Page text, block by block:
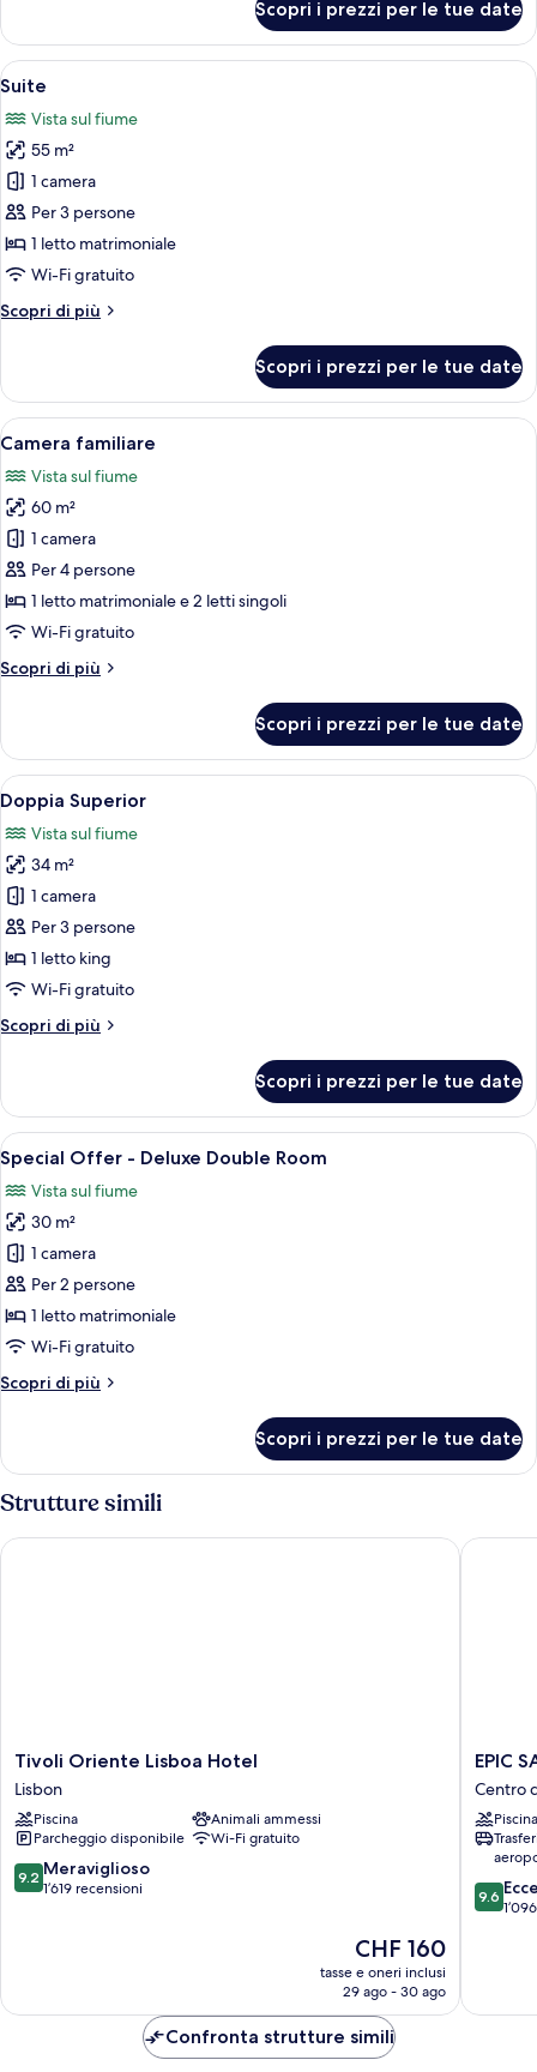
Premium
Scopri i prezzi per le tue date
Apri
tutte
le
foto
per
Suite
Una camera d'albergo moderna
7
Suite
Vista sul fiume
55 m²
1 camera
Per 3 persone
1 letto matrimoniale
Wi-Fi gratuito
Scopri di più
Altri
Scopri i prezzi per le tue date
Apri
tutte
le
foto
per
Camera
familiare
Una camera d'albergo moderna
8
Camera familiare
Vista sul fiume
60 m²
1 camera
Per 4 persone
1 letto matrimoniale e 2 letti singoli
Wi-Fi gratuito
Scopri di più
Altri
familiare
Scopri i prezzi per le tue date
Apri
tutte
le
foto
per
Doppia
Superior
Camera d'albergo moderna con un
5
Doppia Superior
Vista sul fiume
34 m²
1 camera
Per 3 persone
1 letto king
Wi-Fi gratuito
Scopri di più
Altri
Superior
Scopri i prezzi per le tue date
Apri
tutte
le
foto
per
Special
Offer
-
Double
7
Special Offer - Deluxe Double Room
Vista sul fiume
30 m²
1 camera
Per 2 persone
1 letto matrimoniale
Wi-Fi gratuito
Scopri di più
Altri
Offer
Deluxe
Room
Scopri i prezzi per le tue date
Strutture simili
Tivoli
Oriente
Lisboa
Hotel
Lisbon
Tivoli Oriente Lisboa Hotel
Lisbon
Piscina
Animali ammessi
Parcheggio disponibile
Wi-Fi gratuito
9.2
su
9.2 Meraviglioso
1’619 recensioni
Il
prezzo
attuale
CHF 160
CHF 160
tasse e oneri inclusi
29 ago - 30 ago
Tivoli Oriente Lisboa Hotel
EPIC
SANA
Lisboa
Hotel
Centro
Lisbona
EPIC
Centro
Piscina
9.6
su
9.6
EPIC
Confronta strutture simili